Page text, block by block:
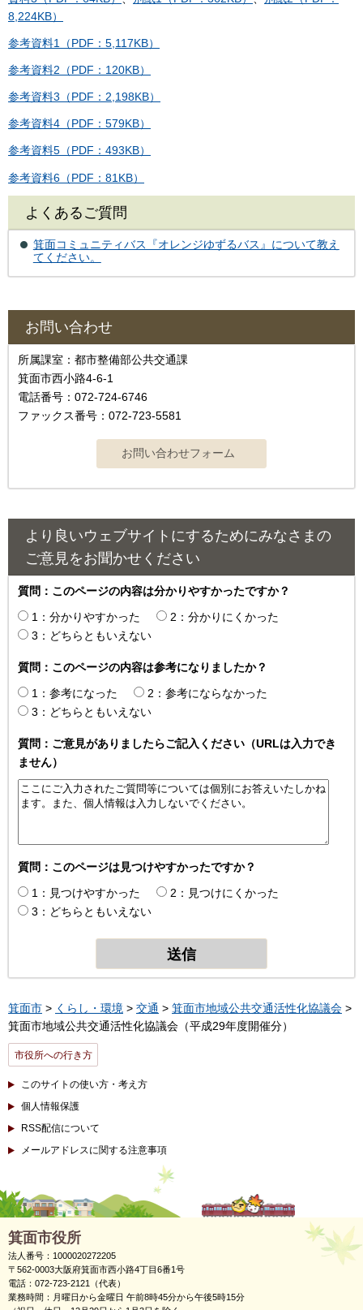
8,224KB）
参考資料1（PDF：5,117KB）
参考資料2（PDF：120KB）
参考資料3（PDF：2,198KB）
参考資料4（PDF：579KB）
参考資料5（PDF：493KB）
参考資料6（PDF：81KB）
よくあるご質問
箕面コミュニティバス『オレンジゆずるバス』について教え
てください。
お問い合わせ
所属課室：都市整備部公共交通課
箕面市西小路4-6-1
電話番号：072-724-6746
ファックス番号：072-723-5581
より良いウェブサイトにするためにみなさまの
ご意見をお聞かせください
質問：このページの内容は分かりやすかったですか？
1：分かりやすかった
2：分かりにくかった
3：どちらともいえない
質問：このページの内容は参考になりましたか？
1：参考になった
2：参考にならなかった
3：どちらともいえない
質問：ご意見がありましたらご記入ください（URLは入力でき
ません）
質問：このページは見つけやすかったですか？
1：見つけやすかった
2：見つけにくかった
3：どちらともいえない
箕面市 > くらし・環境 > 交通 > 箕面市地域公共交通活性化協議会 >
箕面市地域公共交通活性化協議会（平成29年度開催分）
市役所への行き方
このサイトの使い方・考え方
個人情報保護
RSS配信について
メールアドレスに関する注意事項
箕面市役所
法人番号：1000020272205
〒562-0003大阪府箕面市西小路4丁目6番1号
電話：072-723-2121（代表）
業務時間：月曜日から金曜日 午前8時45分から午後5時15分